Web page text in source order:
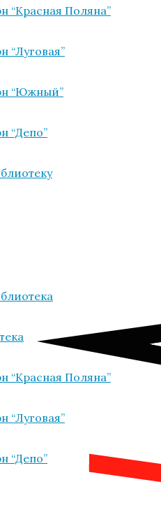
“Красная Поляна”
“Луговая”
“Южный”
“Депо”
“Красная Поляна”
“Луговая”
“Депо”